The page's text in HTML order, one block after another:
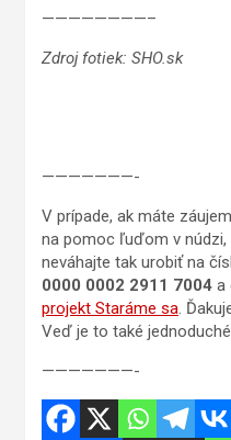
————————–
Zdroj fotiek: SHO.sk
———————-
V prípade, ak máte
na pomoc ľuďom v
neváhajte tak urobiť na
0000 0002 2911 7004 a
projekt Staráme sa.
Veď je to také
———————-